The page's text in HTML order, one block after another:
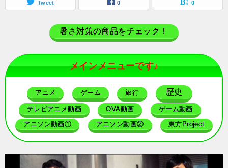
Tweet 0 0
暑さ対策の商品をチェック！
メインメニューです♪
アニメ ゲーム 旅行 歴史
テレビアニメ動画 OVA動画 ゲーム動画
アニソン動画① アニソン動画② 東方Project